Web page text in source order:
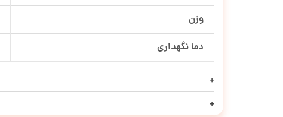
وزن
دما نگهداری